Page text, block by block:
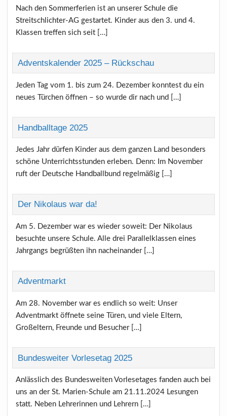
Nach den Sommerferien ist an unserer Schule die
Streitschlichter-AG gestartet. Kinder aus den 3. und 4.
Klassen treffen sich seit […]
Adventskalender 2025 – Rückschau
Jeden Tag vom 1. bis zum 24. Dezember konntest du ein
neues Türchen öffnen – so wurde dir nach und […]
Handballtage 2025
Jedes Jahr dürfen Kinder aus dem ganzen Land besonders
schöne Unterrichtsstunden erleben. Denn: Im November
ruft der Deutsche Handballbund regelmäßig […]
Der Nikolaus war da!
Am 5. Dezember war es wieder soweit: Der Nikolaus
besuchte unsere Schule. Alle drei Parallelklassen eines
Jahrgangs begrüßten ihn nacheinander […]
Adventmarkt
Am 28. November war es endlich so weit: Unser
Adventmarkt öffnete seine Türen, und viele Eltern,
Großeltern, Freunde und Besucher […]
Bundesweiter Vorlesetag 2025
Anlässlich des Bundesweiten Vorlesetages fanden auch bei
uns an der St. Marien-Schule am 21.11.2024 Lesungen
statt. Neben Lehrerinnen und Lehrern […]